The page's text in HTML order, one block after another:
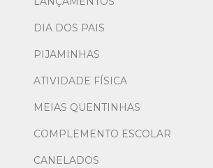
DIA DOS PAIS
PIJAMINHAS
ATIVIDADE FÍSICA
MEIAS QUENTINHAS
COMPLEMENTO ESCOLAR
CANELADOS